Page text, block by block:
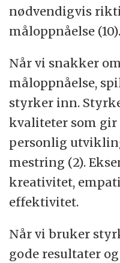
nødvendigvis
måloppnåelse (10).
Når vi snakker
måloppnåelse,
styrker inn.
kvaliteter som gir
personlig
mestring (2).
kreativitet,
effektivitet.
Når vi bruker
gode resultater